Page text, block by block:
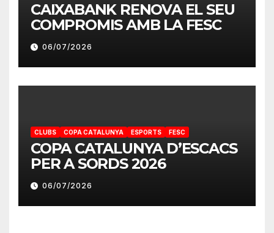
CAIXABANK RENOVA EL SEU
COMPROMIS AMB LA FESC
06/07/2026
CLUBS COPA CATALUNYA ESPORTS FESC
COPA CATALUNYA D’ESCACS
PER A SORDS 2026
06/07/2026